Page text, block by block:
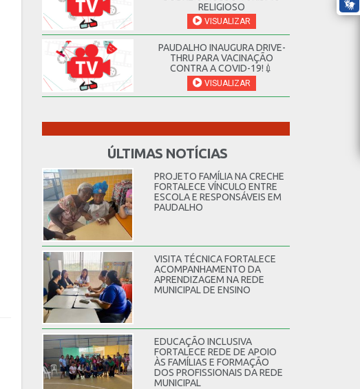
RELIGIOSO
VISUALIZAR
PAUDALHO INAUGURA DRIVE-
THRU PARA VACINAÇÃO
CONTRA A COVID-19!💉
VISUALIZAR
ÚLTIMAS NOTÍCIAS
PROJETO FAMÍLIA NA CRECHE
FORTALECE VÍNCULO ENTRE
ESCOLA E RESPONSÁVEIS EM
PAUDALHO
VISITA TÉCNICA FORTALECE
ACOMPANHAMENTO DA
APRENDIZAGEM NA REDE
MUNICIPAL DE ENSINO
EDUCAÇÃO INCLUSIVA
FORTALECE REDE DE APOIO
ÀS FAMÍLIAS E FORMAÇÃO
DOS PROFISSIONAIS DA REDE
MUNICIPAL